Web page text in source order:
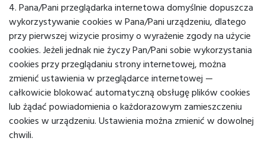
4. Pana/Pani przeglądarka internetowa domyślnie dopuszcza
wykorzystywanie cookies w Pana/Pani urządzeniu, dlatego
przy pierwszej wizycie prosimy o wyrażenie zgody na użycie
cookies. Jeżeli jednak nie życzy Pan/Pani sobie wykorzystania
cookies przy przeglądaniu strony internetowej, można
zmienić ustawienia w przeglądarce internetowej —
całkowicie blokować automatyczną obsługę plików cookies
lub żądać powiadomienia o każdorazowym zamieszczeniu
cookies w urządzeniu. Ustawienia można zmienić w dowolnej
chwili.